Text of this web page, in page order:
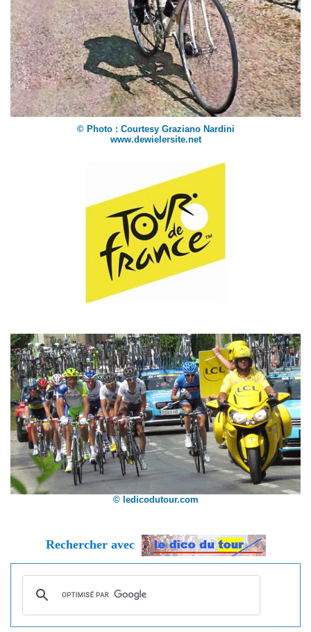
© Photo : Courtesy Graziano Nardini
www.dewielersite.net
© ledicodutour.com
Rechercher avec